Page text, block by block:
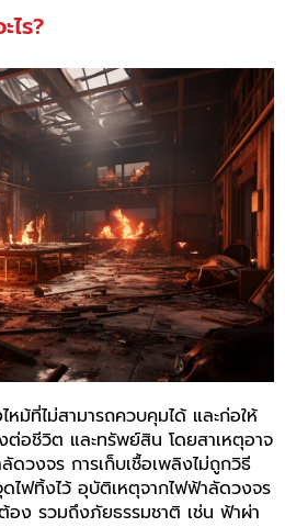
ไร?
ม้ที่ไม่สามารถควบคุมได้ และก่อให้
ต่อชีวิต และทรัพย์สิน โดยสาเหตุอาจ
ดวงจร การเก็บเชื้อเพลิงไม่ถูกวิธี
ไฟทิ้งไว้ อุบัติเหตุจากไฟฟ้าลัดวงจร
อง รวมถึงภัยธรรมชาติ เช่น ฟ้าผ่า